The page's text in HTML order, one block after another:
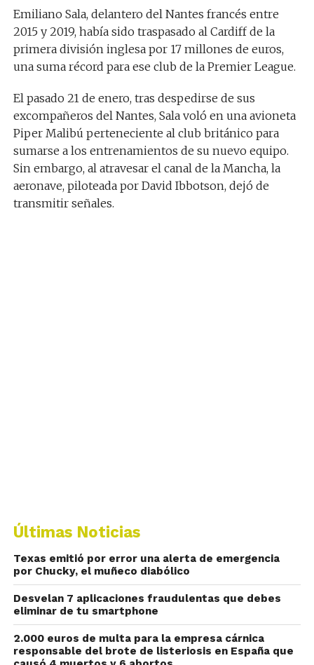
Emiliano Sala, delantero del Nantes francés entre
2015 y 2019, había sido traspasado al Cardiff de la
primera división inglesa por 17 millones de euros,
una suma récord para ese club de la Premier League.
El pasado 21 de enero, tras despedirse de sus
excompañeros del Nantes, Sala voló en una avioneta
Piper Malibú perteneciente al club británico para
sumarse a los entrenamientos de su nuevo equipo.
Sin embargo, al atravesar el canal de la Mancha, la
aeronave, piloteada por David Ibbotson, dejó de
transmitir señales.
Últimas Noticias
Texas emitió por error una alerta de emergencia
por Chucky, el muñeco diabólico
Desvelan 7 aplicaciones fraudulentas que debes
eliminar de tu smartphone
2.000 euros de multa para la empresa cárnica
responsable del brote de listeriosis en España que